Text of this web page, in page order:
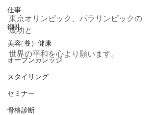
仕事
御礼
美容(養）健康
オープンカレッジ
スタイリング
セミナー
骨格診断
東京オリンピック、パラリンピックの
成功と
世界の平和を心より願います。